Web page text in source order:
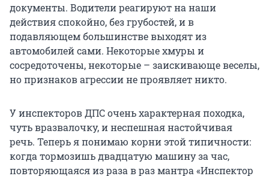
документы. Водители реагируют на наши
действия спокойно, без грубостей, и в
подавляющем большинстве выходят из
автомобилей сами. Некоторые хмуры и
сосредоточены, некоторые – заискивающе веселы,
но признаков агрессии не проявляет никто.
У инспекторов ДПС очень характерная походка,
чуть вразвалочку, и неспешная настойчивая
речь. Теперь я понимаю корни этой типичности:
когда тормозишь двадцатую машину за час,
повторяющаяся из раза в раз мантра «Инспектор